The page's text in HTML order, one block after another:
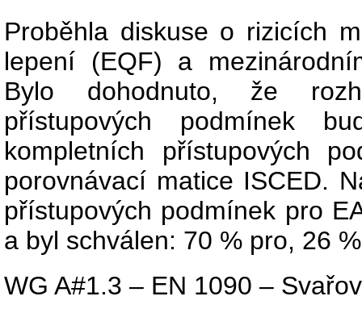
Proběhla diskuse o rizicích
lepení (EQF) a
Bylo dohodnuto, že
přístupových podmínek
kompletních přístupových
porovnávací matice ISCED.
přístupových podmínek pro
a byl schválen: 70 % pro, 26
WG A#1.3 – EN 1090 –